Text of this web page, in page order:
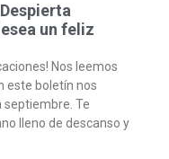
un feliz
Nos leemos
este boletín nos
septiembre. Te
lleno de descanso y